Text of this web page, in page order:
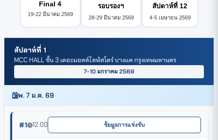
Final 4
19-22 มีนาคม 2569
รอบรองฯ
28-29 มีนาคม 2569
สัปดาห์ที่ 12
4-5 เมษายน 2569
สัปดาห์ที่ 1
MCC HALL ชั้น 3 เดอะมอลล์ไลฟ์สโตร์ บางแค กรุงเทพมหานคร
7-10 มกราคม 2569
พ. 7 ม.ค. 69
#1 12:00 ข้อมูลการแข่งขัน